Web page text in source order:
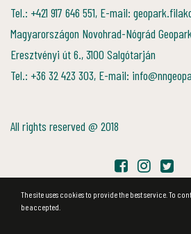
Tel.: +421 917 646 551, E-mail:
Magyarországon Novohrad-Nógrád
Eresztvényi út 6., 3100 Salgótarján
Tel.: +36 32 423 303, E-mail:
All rights reserved @ 2018
The site uses cookies to provide the best service. To
be accepted.